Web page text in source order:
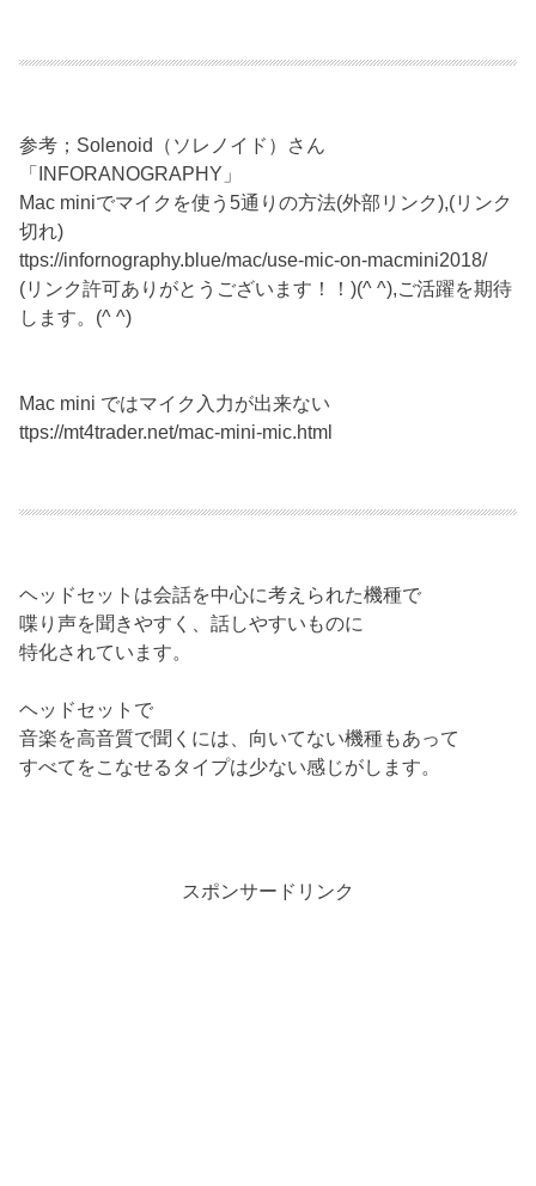
参考；Solenoid（ソレノイド）さん
「INFORANOGRAPHY」
Mac miniでマイクを使う5通りの方法(外部リンク),(リンク
切れ)
ttps://infornography.blue/mac/use-mic-on-macmini2018/
(リンク許可ありがとうございます！！)(^ ^),ご活躍を期待
します。(^ ^)
Mac mini ではマイク入力が出来ない
ttps://mt4trader.net/mac-mini-mic.html
ヘッドセットは会話を中心に考えられた機種で
喋り声を聞きやすく、話しやすいものに
特化されています。
ヘッドセットで
音楽を高音質で聞くには、向いてない機種もあって
すべてをこなせるタイプは少ない感じがします。
スポンサードリンク